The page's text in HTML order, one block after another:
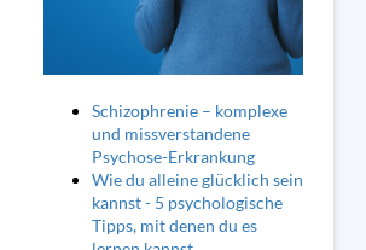
Schizophrenie – komplexe
und missverstandene
Psychose-Erkrankung
Wie du alleine glücklich sein
kannst - 5 psychologische
Tipps, mit denen du es